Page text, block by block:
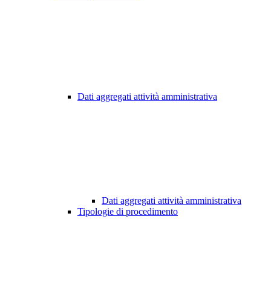
Dati aggregati attività amministrativa
Dati aggregati attività amministrativa
Tipologie di procedimento